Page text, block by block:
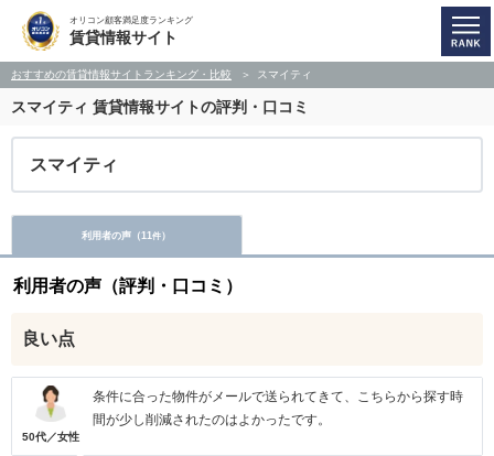
オリコン顧客満足度ランキング
賃貸情報サイト
おすすめの賃貸情報サイトランキング・比較 スマイティ
スマイティ 賃貸情報サイトの評判・口コミ
スマイティ
利用者の声（11件）
利用者の声（評判・口コミ）
良い点
50代／女性
条件に合った物件がメールで送られてきて、こちらから探す時
間が少し削減されたのはよかったです。